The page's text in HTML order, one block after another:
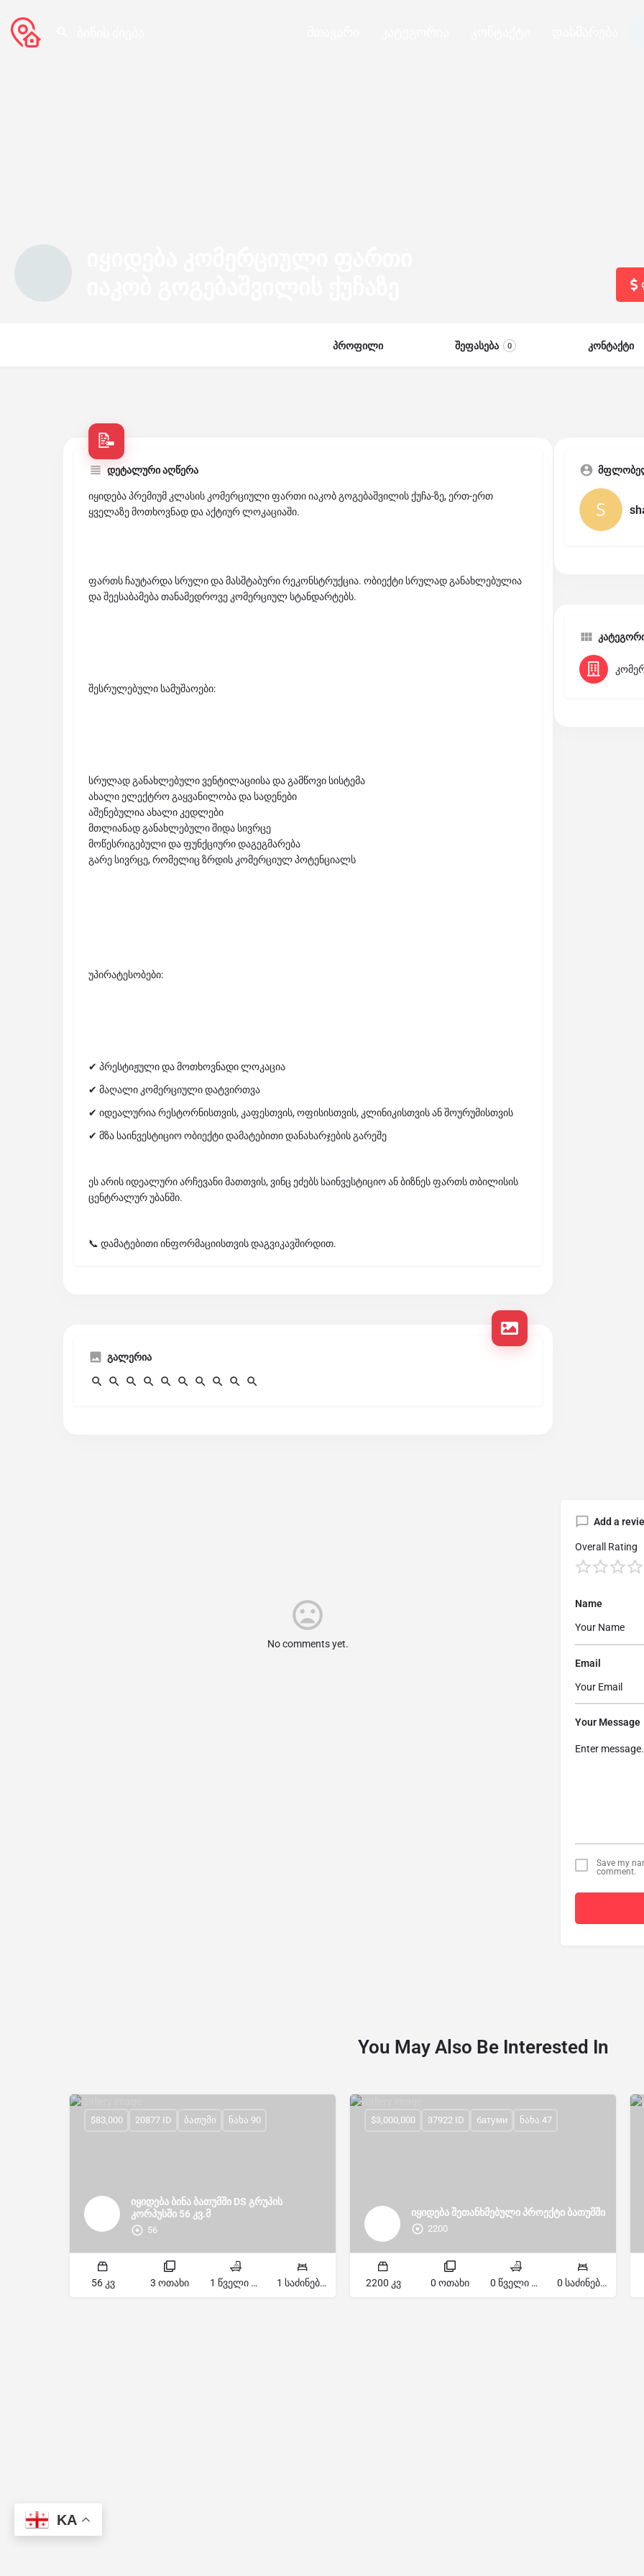
პროფილი შეფასება 0 კონტაქტი
დეტალური აღწერა
იყიდება პრემიუმ კლასის კომერციული ფართი იაკობ გოგებაშვილის ქუჩა-ზე, ერთ-ერთ
ყველაზე მოთხოვნად და აქტიურ ლოკაციაში.
ფართს ჩაუტარდა სრული და მასშტაბური რეკონსტრუქცია. ობიექტი სრულად განახლებულია
და შეესაბამება თანამედროვე კომერციულ სტანდარტებს.
შესრულებული სამუშაოები:
სრულად განახლებული ვენტილაციისა და გამწოვი სისტემა
ახალი ელექტრო გაყვანილობა და სადენები
აშენებულია ახალი კედლები
მთლიანად განახლებული შიდა სივრცე
მოწესრიგებული და ფუნქციური დაგეგმარება
გარე სივრცე, რომელიც ზრდის კომერციულ პოტენციალს
უპირატესობები:
✔ პრესტიჟული და მოთხოვნადი ლოკაცია
✔ მაღალი კომერციული დატვირთვა
✔ იდეალურია რესტორნისთვის, კაფესთვის, ოფისისთვის, კლინიკისთვის ან შოურუმისთვის
✔ მზა საინვესტიციო ობიექტი დამატებითი დანახარჯების გარეშე
ეს არის იდეალური არჩევანი მათთვის, ვინც ეძებს საინვესტიციო ან ბიზნეს ფართს თბილისის
ცენტრალურ უბანში.
📞 დამატებითი ინფორმაციისთვის დაგვიკავშირდით.
გალერია
No comments yet.
Add a
Overall Rating
Name
Email
Your Message
Save my
comment.
You May Also Be Interested In
იყიდება ბინა ბათუმში DS გრუპის
კორპუსში 56 კვ.მ
56
$83,000 20877 ID ბათუმი ნახა 90
56 კვ 3 ოთახი 1 წველი წერტილი 1 საძინებელი
იყიდება შეთანხმებული პროექტი ბათუმში
2200
$3,000,000 37922 ID батуми ნახა 47
2200 კვ 0 ოთახი 0 წველი წერტილი 0 საძინებელი
KA